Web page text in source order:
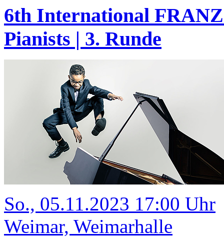
6th International
Pianists | 3. Runde
So., 05.11.2023 17:00 Uhr
Weimar, Weimarhalle